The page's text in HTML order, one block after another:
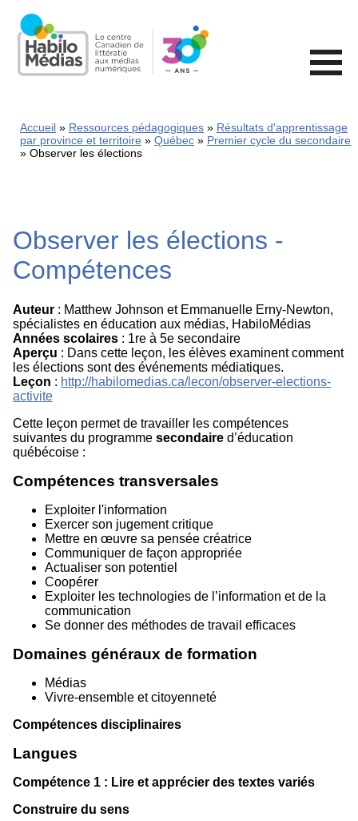
main
content
Accueil Ressources pédagogiques
Résultats d'apprentissage
par province et territoire
Québec
Premier cycle du secondaire
Observer les élections
Observer les élections -
Compétences
Auteur : Matthew Johnson et Emmanuelle Erny-Newton,
spécialistes en éducation aux médias, HabiloMédias
Années scolaires : 1re à 5e secondaire
Aperçu : Dans cette leçon, les élèves examinent comment
les élections sont des événements médiatiques.
Leçon : http://habilomedias.ca/lecon/observer-elections-
activite
Cette leçon permet de travailler les compétences
suivantes du programme secondaire d’éducation
québécoise :
Compétences transversales
Exploiter l'information
Exercer son jugement critique
Mettre en œuvre sa pensée créatrice
Communiquer de façon appropriée
Actualiser son potentiel
Coopérer
Exploiter les technologies de l’information et de la
communication
Se donner des méthodes de travail efficaces
Domaines généraux de formation
Médias
Vivre-ensemble et citoyenneté
Compétences disciplinaires
Langues
Compétence 1 : Lire et apprécier des textes variés
Construire du sens